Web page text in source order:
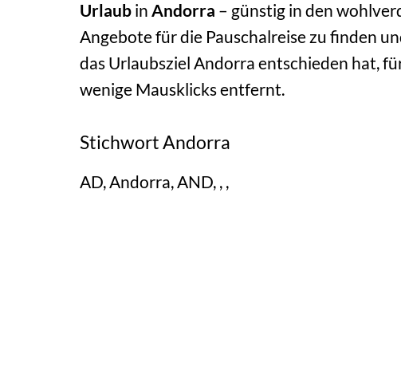
UrlaubinAndorra – günstig in den
Angebote für die Pauschalreise zu finden
das Urlaubsziel Andorra entschieden hat,
wenige Mausklicks entfernt.
Stichwort Andorra
AD, Andorra, AND, , ,